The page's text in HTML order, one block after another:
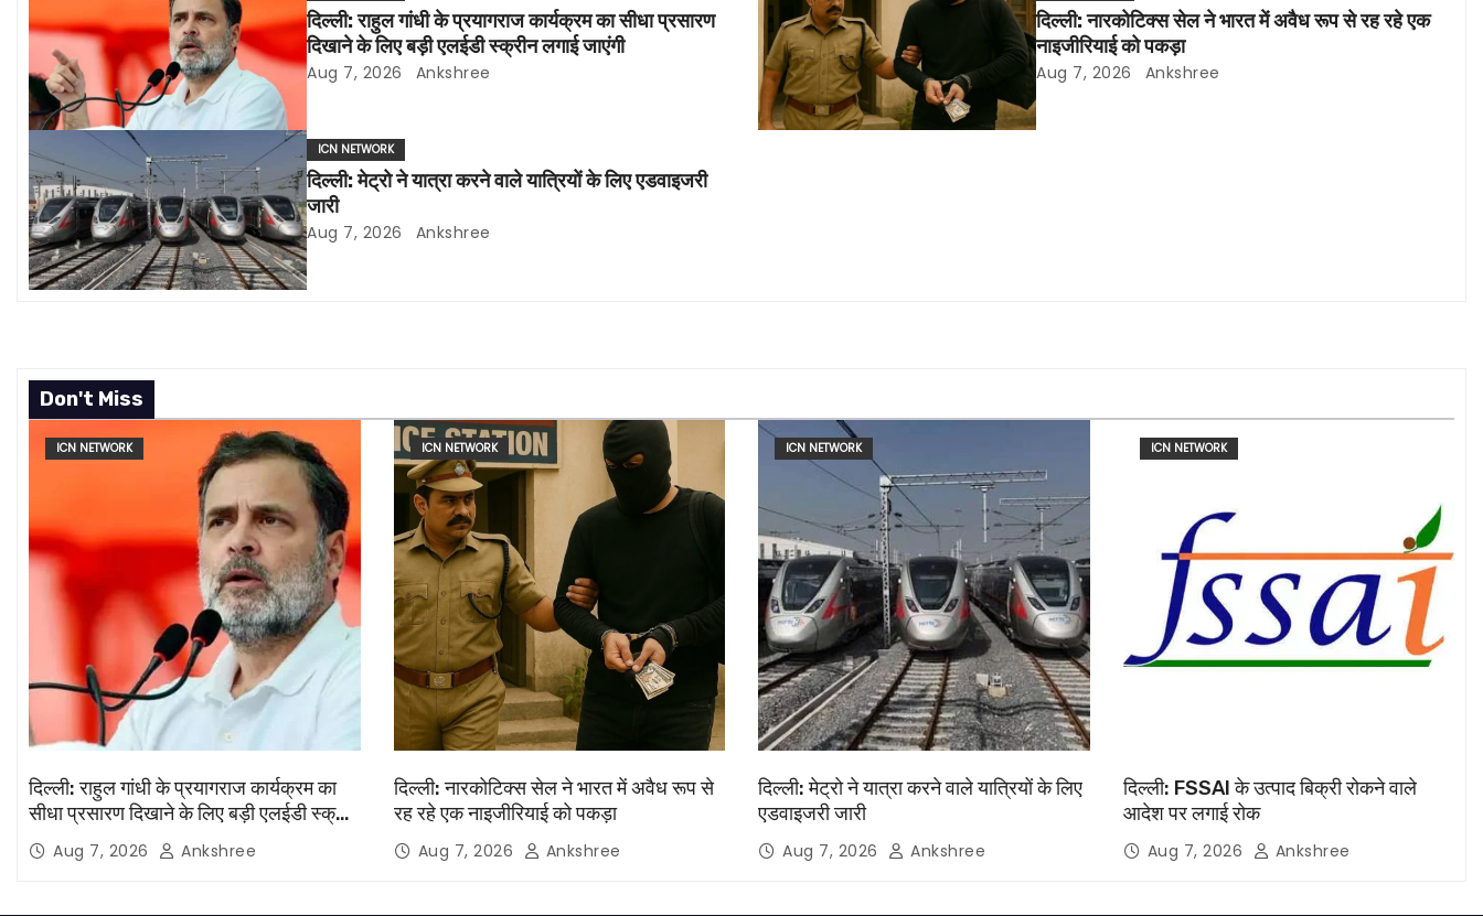
n
a
v
i
g
a
o
n
दिल्ली: राहुल गांधी के प्रयागराज कार्यक्रम का सीधा प्रसारण
दिखाने के लिए बड़ी एलईडी स्क्रीन लगाई जाएंगी
Aug 7, 2026 Ankshree
दिल्ली: नारकोटिक्स सेल ने भारत में अवैध रूप से रह रहे एक
नाइजीरियाई को पकड़ा
Aug 7, 2026 Ankshree
ICN NETWORK
दिल्ली: मेट्रो ने यात्रा करने वाले यात्रियों के लिए एडवाइजरी
जारी
Aug 7, 2026 Ankshree
Don't Miss
ICN NETWORK
दिल्ली: राहुल गांधी के प्रयागराज कार्यक्रम का
सीधा प्रसारण दिखाने के लिए बड़ी एलईडी स्क्रीन
लगाई जाएंगी
Aug 7, 2026 Ankshree
ICN NETWORK
दिल्ली: नारकोटिक्स सेल ने भारत में अवैध रूप से
रह रहे एक नाइजीरियाई को पकड़ा
Aug 7, 2026 Ankshree
ICN NETWORK
दिल्ली: मेट्रो ने यात्रा करने वाले यात्रियों के लिए
एडवाइजरी जारी
Aug 7, 2026 Ankshree
ICN NETWORK
दिल्ली: FSSAI के उत्पाद बिक्री रोकने वाले
आदेश पर लगाई रोक
Aug 7, 2026 Ankshree